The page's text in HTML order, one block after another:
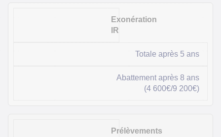
Exonération
IR
Totale après 5 ans
Abattement après 8 ans
(4 600€/9 200€)
Prélèvements